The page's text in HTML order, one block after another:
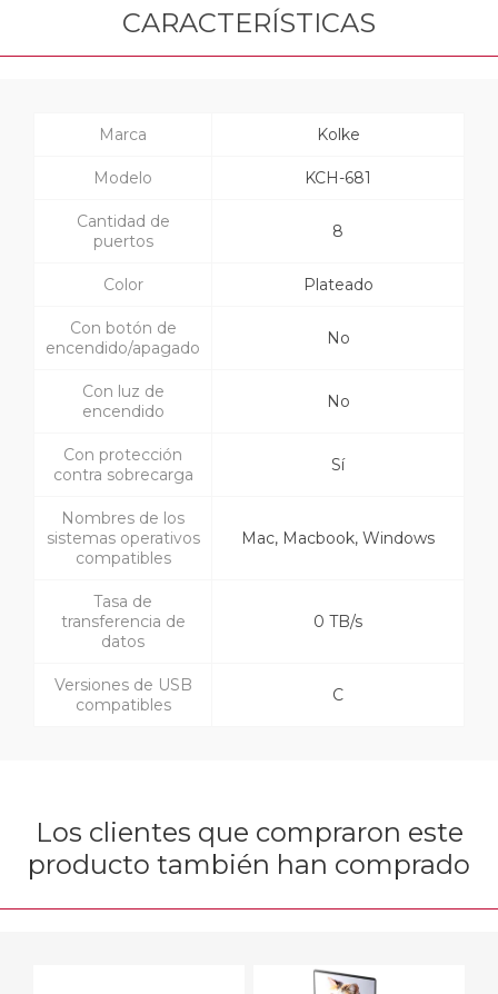
CARACTERÍSTICAS
Marca Kolke
Modelo KCH-681
Cantidad de
puertos
8
Color Plateado
Con botón de
encendido/apagado
No
Con luz de
encendido
No
Con protección
contra sobrecarga
Sí
Nombres de los
sistemas operativos
compatibles
Mac, Macbook, Windows
Tasa de
transferencia de
datos
0 TB/s
Versiones de USB
compatibles
C
Los clientes que compraron este
producto también han comprado